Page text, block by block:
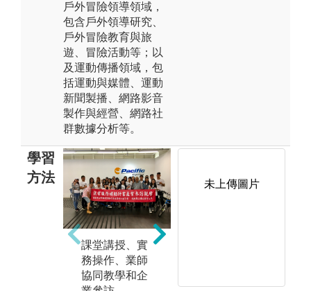
戶外冒險領導領域，
包含戶外領導研究、
戶外冒險教育與旅
遊、冒險活動等；以
及運動傳播領域，包
括運動與媒體、運動
新聞製播、網路影音
製作與經營、網路社
群數據分析等。
學習
方法
課堂講授、實
務操作、業師
協同教學和企
未上傳圖片
未上傳圖片